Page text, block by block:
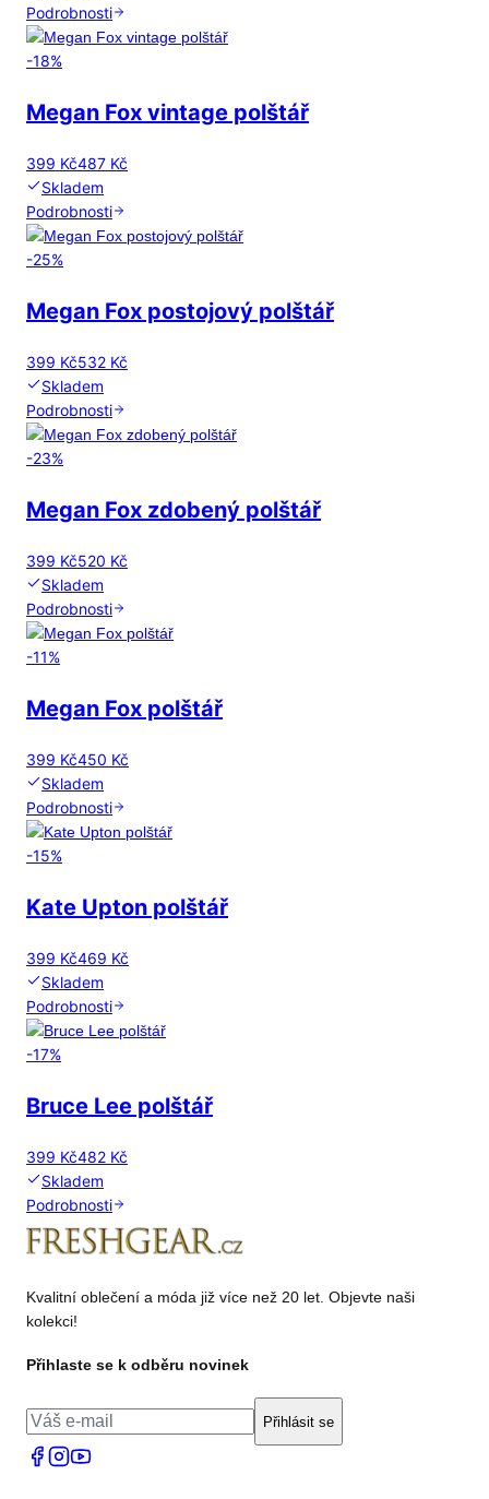
Podrobnosti
-18%
Megan Fox vintage polštář
399 Kč487 Kč
Skladem
Podrobnosti
-25%
Megan Fox postojový polštář
399 Kč532 Kč
Skladem
Podrobnosti
-23%
Megan Fox zdobený polštář
399 Kč520 Kč
Skladem
Podrobnosti
-11%
Megan Fox polštář
399 Kč450 Kč
Skladem
Podrobnosti
-15%
Kate Upton polštář
399 Kč469 Kč
Skladem
Podrobnosti
-17%
Bruce Lee polštář
399 Kč482 Kč
Skladem
Podrobnosti
Kvalitní oblečení a móda již více než 20 let. Objevte naši
kolekci!
Přihlaste se k odběru novinek
Přihlásit se